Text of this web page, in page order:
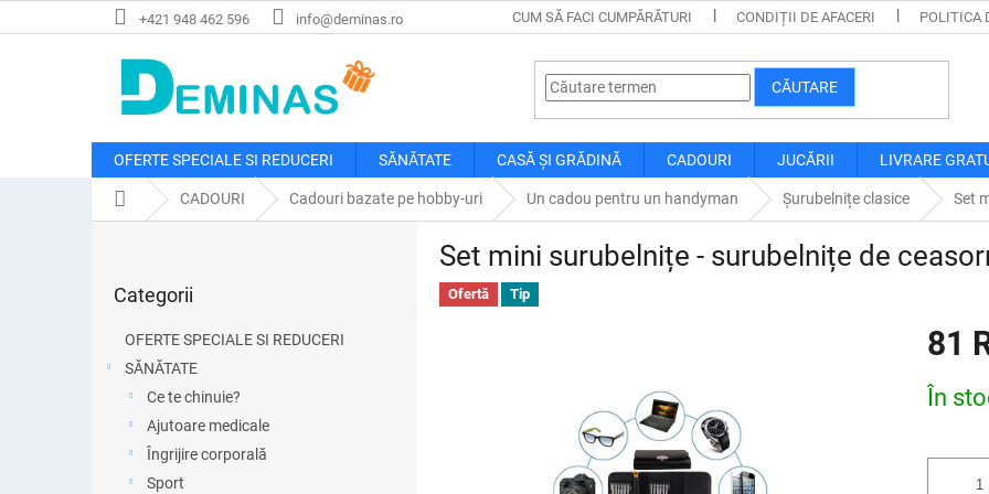
la
+421 948 462 596 info@deminas.ro CUM SĂ FACI CUMPĂRĂTURI CONDIȚII DE AFACERI POLITICA
CĂUTARE
OFERTE SPECIALE SI REDUCERI SĂNĂTATE CASĂ ȘI GRĂDINĂ CADOURI JUCĂRII LIVRARE
Acasă CADOURI Cadouri bazate pe hobby-uri Un cadou pentru un handyman Șurubelnițe clasice Set
peste
Categorii
OFERTE SPECIALE SI REDUCERI
SĂNĂTATE
Ce te chinuie?
Ajutoare medicale
Îngrijire corporală
Sport
Set mini surubelnițe - surubelnițe de
Ofertă Tip
81
Evaluare
preţ:
În